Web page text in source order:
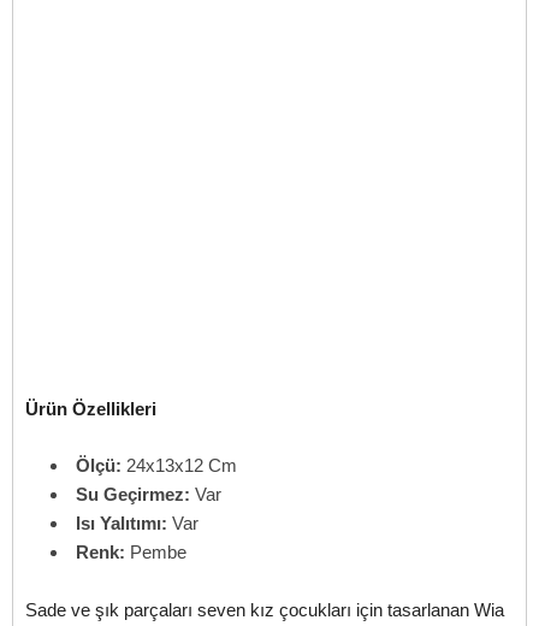
Ürün Özellikleri
Ölçü: 24x13x12 Cm
Su Geçirmez: Var
Isı Yalıtımı: Var
Renk: Pembe
Sade ve şık parçaları seven kız çocukları için tasarlanan Wia